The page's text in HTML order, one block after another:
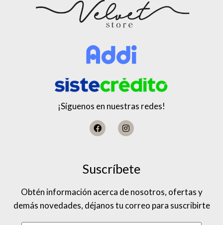
¡Síguenos en nuestras redes!
Suscríbete
Obtén información acerca de nosotros, ofertas y
demás novedades, déjanos tu correo para suscribirte